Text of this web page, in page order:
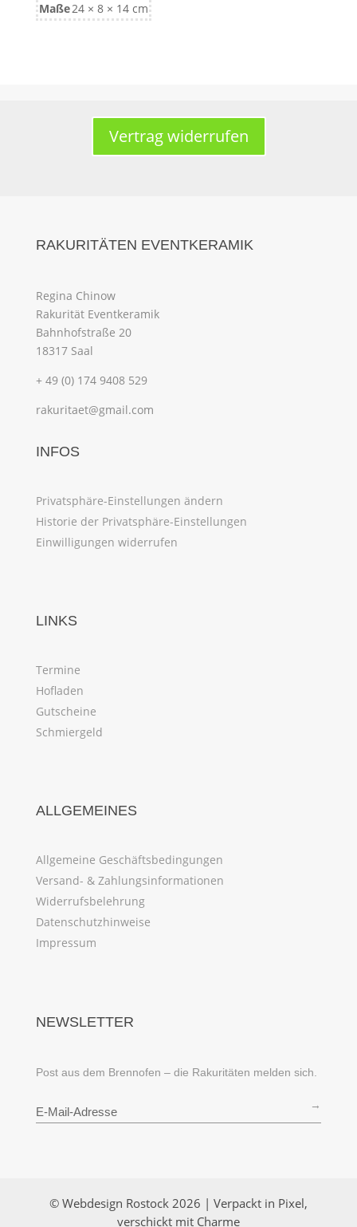
Maße24 × 8 × 14 cm
Vertrag widerrufen
RAKURITÄTEN EVENTKERAMIK
Regina Chinow
Rakurität Eventkeramik
Bahnhofstraße 20
18317 Saal
+ 49 (0) 174 9408 529
rakuritaet@gmail.com
INFOS
Privatsphäre-Einstellungen ändern
Historie der Privatsphäre-Einstellungen
Einwilligungen widerrufen
LINKS
Termine
Hofladen
Gutscheine
Schmiergeld
ALLGEMEINES
Allgemeine Geschäftsbedingungen
Versand- & Zahlungsinformationen
Widerrufsbelehrung
Datenschutzhinweise
Impressum
NEWSLETTER
Post aus dem Brennofen – die Rakuritäten melden sich.
→
© Webdesign Rostock 2026 | Verpackt in Pixel,
verschickt mit Charme